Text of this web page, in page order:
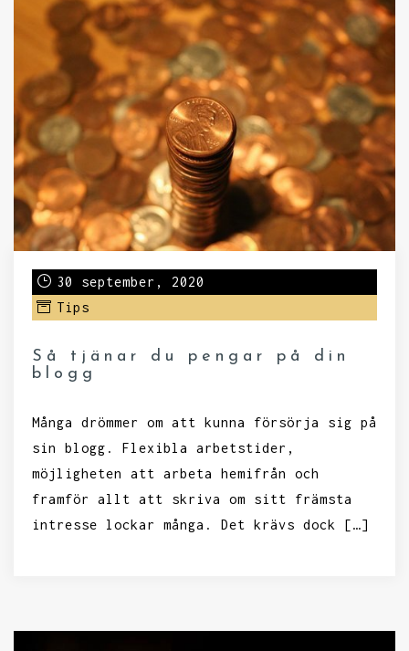
30 september, 2020
Tips
Så tjänar du pengar på din
blogg
Många drömmer om att kunna försörja sig på
sin blogg. Flexibla arbetstider,
möjligheten att arbeta hemifrån och
framför allt att skriva om sitt främsta
intresse lockar många. Det krävs dock […]